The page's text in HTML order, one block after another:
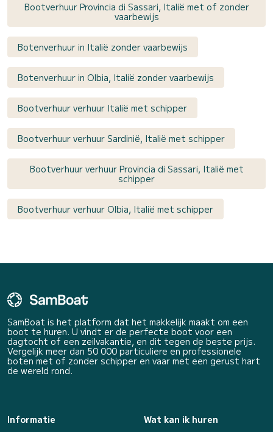
Bootverhuur Provincia di Sassari, Italië met of zonder
vaarbewijs
Botenverhuur in Italië zonder vaarbewijs
Botenverhuur in Olbia, Italië zonder vaarbewijs
Bootverhuur verhuur Italië met schipper
Bootverhuur verhuur Sardinië, Italië met schipper
Bootverhuur verhuur Provincia di Sassari, Italië met
schipper
Bootverhuur verhuur Olbia, Italië met schipper
SamBoat is het platform dat het makkelijk maakt om een
boot te huren. U vindt er de perfecte boot voor een
dagtocht of een zeilvakantie, en dit tegen de beste prijs.
Vergelijk meer dan 50 000 particuliere en professionele
boten met of zonder schipper en vaar met een gerust hart
de wereld rond.
Informatie
Wat kan ik huren